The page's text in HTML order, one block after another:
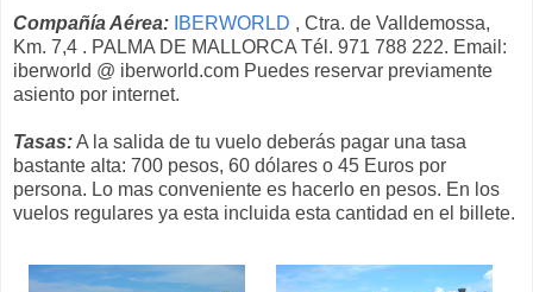
Compañía Aérea: IBERWORLD , Ctra. de Valldemossa,
Km. 7,4 . PALMA DE MALLORCA Tél. 971 788 222. Email:
iberworld @ iberworld.com Puedes reservar previamente
asiento por internet.
Tasas:A la salida de tu vuelo deberás pagar una tasa
bastante alta: 700 pesos, 60 dólares o 45 Euros por
persona. Lo mas conveniente es hacerlo en pesos. En los
vuelos regulares ya esta incluida esta cantidad en el billete.